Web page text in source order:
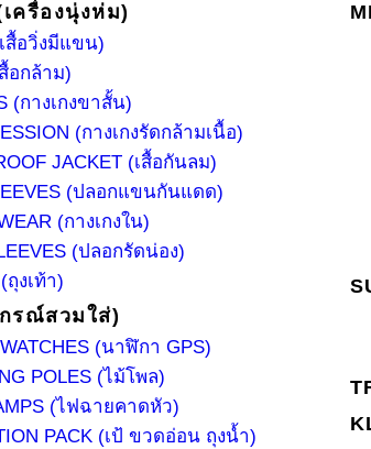
ครื่องนุ่งห่ม)
สื้อวิ่งมีแขน)
อกล้าม)
(กางเกงขาสั้น)
(กางเกงรัดกล้ามเนื้อ)
JACKET (เสื้อกันลม)
(ปลอกแขนกันแดด)
(กางเกงใน)
(ปลอกรัดน่อง)
ถุงเท้า)
รณ์สวมใส่)
(นาฬิกา GPS)
POLES (ไม้โพล)
(ไฟฉายคาดหัว)
PACK (เป้ ขวดอ่อน ถุงน้ำ)